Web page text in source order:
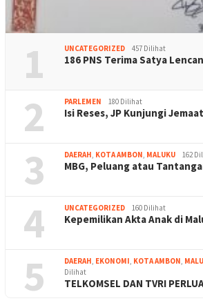
1 UNCATEGORIZED 457 Dilihat
186 PNS Terima Satya
2 PARLEMEN 180 Dilihat
Isi Reses, JP Kunjungi
3 DAERAH, KOTA AMBON, MALUKU 162
MBG, Peluang atau
4 UNCATEGORIZED 160 Dilihat
Kepemilikan Akta Anak di
5 DAERAH, EKONOMI, KOTA AMBON,
Dilihat
TELKOMSEL DAN TVRI